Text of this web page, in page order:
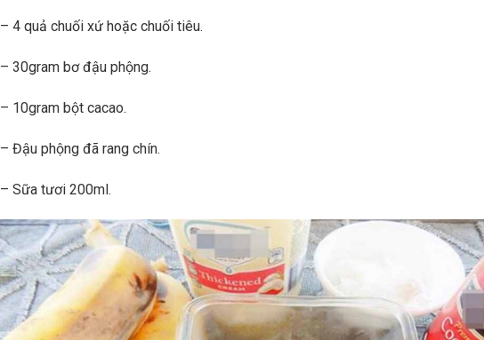
– 4 quả chuối xứ hoặc chuối tiêu.
– 30gram bơ đậu phộng.
– 10gram bột cacao.
– Đậu phộng đã rang chín.
– Sữa tươi 200ml.